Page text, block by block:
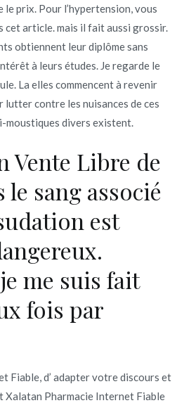
prix. Pour l’hypertension, vous
cet article. mais il fait aussi grossir.
obtiennent leur diplôme sans
à leurs études. Je regarde le
La elles commencent à revenir
lutter contre les nuisances de ces
moustiques divers existent.
Vente Libre de
sang associé
est
me suis fait
fois par
Fiable, d’ adapter votre discours et
Pharmacie Internet Fiable